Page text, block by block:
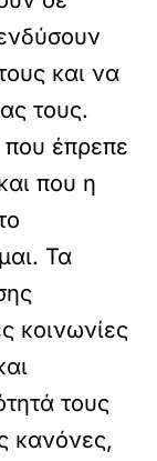
και να
τους.
που έπρεπε
που η
Τα
κοινωνίες
τους
κανόνες,